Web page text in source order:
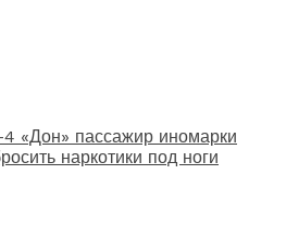
«Дон» пассажир иномарки
наркотики под ноги